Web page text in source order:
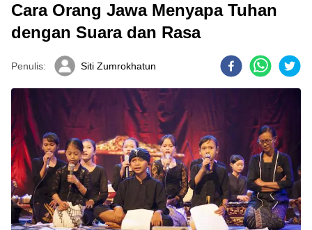
Cara Orang Jawa Menyapa Tuhan
dengan Suara dan Rasa
Penulis: Siti Zumrokhatun